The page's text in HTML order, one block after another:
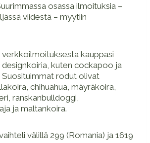
osassa ilmoituksia –
viidestä – myytiin
kauppasi
kuten cockapoo ja
rodut olivat
chihuahua, mäyräkoira,
ranskanbulldoggi,
ja maltankoira.
välillä 299 (Romania) ja 1619